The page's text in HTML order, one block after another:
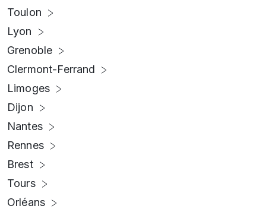
Toulon
Lyon
Grenoble
Clermont-Ferrand
Limoges
Dijon
Nantes
Rennes
Brest
Tours
Orléans